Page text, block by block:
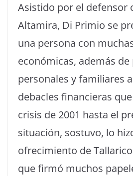
Asistido por el defensor
Altamira, Di Primio se
una persona con
económicas, además de
personales y familiares
debacles financieras
crisis de 2001 hasta el
situación, sostuvo, lo
ofrecimiento de
que firmó muchos